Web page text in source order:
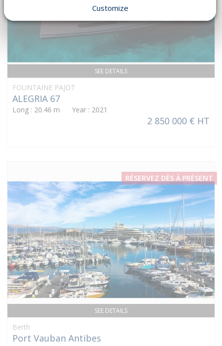
SEE DETAILS
FOUNTAINE PAJOT
ALEGRIA 67
Long : 20.46 m Year : 2021
2 850 000 € HT
SEE DETAILS
RÉSERVEZ DÈS À PRÉSENT
Berth
Port Vauban Antibes
Customize